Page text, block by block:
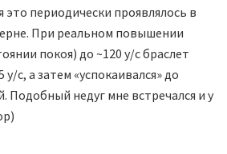
это периодически проявлялось в
При реальном повышении
покоя) до ~120 у/c браслет
с, а затем «успокаивался» до
Подобный недуг мне встречался и у